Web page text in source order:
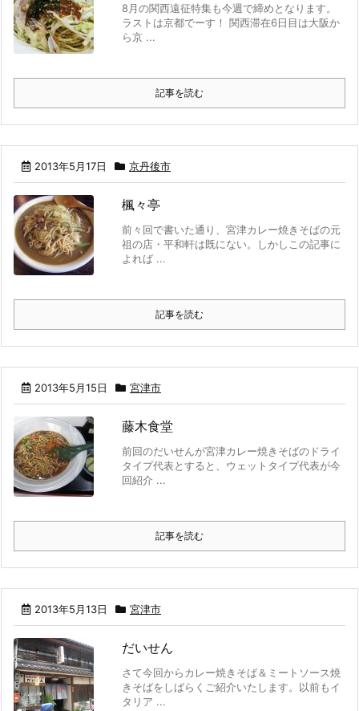
8月の関西遠征特集も今週で締めとなります。
ラストは京都でーす！ 関西滞在6日目は大阪か
ら京 ...
記事を読む
2013年5月17日 京丹後市
楓々亭
前々回で書いた通り、宮津カレー焼きそばの元
祖の店・平和軒は既にない。しかしこの記事に
よれば ...
記事を読む
2013年5月15日 宮津市
藤木食堂
前回のだいせんが宮津カレー焼きそばのドライ
タイプ代表とすると、ウェットタイプ代表が今
回紹介 ...
記事を読む
2013年5月13日 宮津市
だいせん
さて今回からカレー焼きそば＆ミートソース焼
きそばをしばらくご紹介いたします。以前もイ
タリア ...